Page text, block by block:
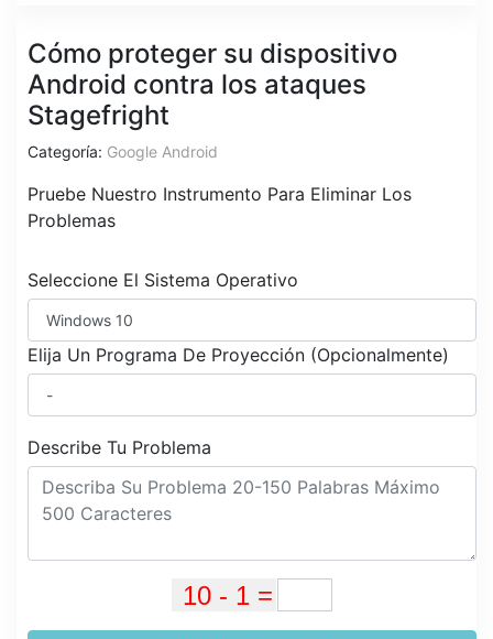
Cómo proteger su dispositivo
Android contra los ataques
Stagefright
Categoría: Google Android
Pruebe Nuestro Instrumento Para Eliminar Los
Problemas
Seleccione El Sistema Operativo
Elija Un Programa De Proyección (Opcionalmente)
Describe Tu Problema